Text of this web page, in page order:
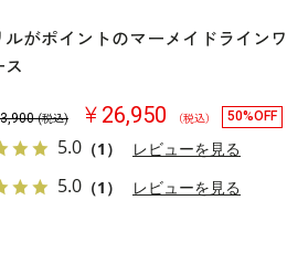
ルがポイントのマーメイドラインワ
ス
(税込) ￥26,950 （税込） 50%OFF
5.0 （1） レビューを見る
5.0 （1） レビューを見る